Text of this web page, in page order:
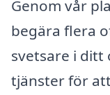
Genom vår
begära flera
svetsare i ditt
tjänster för